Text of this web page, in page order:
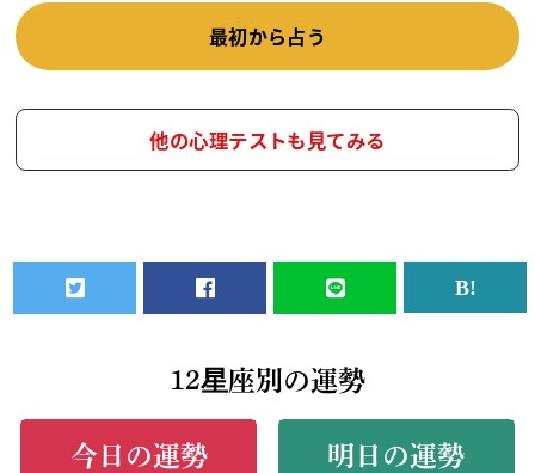
最初から占う
他の心理テストも見てみる
12星座別の運勢
今日の運勢 明日の運勢